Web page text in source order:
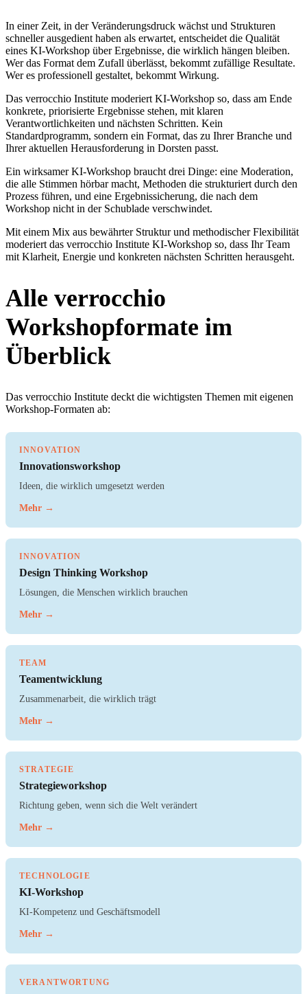
In einer Zeit, in der Veränderungsdruck wächst und Strukturen
schneller ausgedient haben als erwartet, entscheidet die Qualität
eines KI-Workshop über Ergebnisse, die wirklich hängen bleiben.
Wer das Format dem Zufall überlässt, bekommt zufällige Resultate.
Wer es professionell gestaltet, bekommt Wirkung.
Das verrocchio Institute moderiert KI-Workshop so, dass am Ende
konkrete, priorisierte Ergebnisse stehen, mit klaren
Verantwortlichkeiten und nächsten Schritten. Kein
Standardprogramm, sondern ein Format, das zu Ihrer Branche und
Ihrer aktuellen Herausforderung in Dorsten passt.
Ein wirksamer KI-Workshop braucht drei Dinge: eine Moderation,
die alle Stimmen hörbar macht, Methoden die strukturiert durch den
Prozess führen, und eine Ergebnissicherung, die nach dem
Workshop nicht in der Schublade verschwindet.
Mit einem Mix aus bewährter Struktur und methodischer Flexibilität
moderiert das verrocchio Institute KI-Workshop so, dass Ihr Team
mit Klarheit, Energie und konkreten nächsten Schritten herausgeht.
Alle verrocchio
Workshopformate im
Überblick
Das verrocchio Institute deckt die wichtigsten Themen mit eigenen
Workshop-Formaten ab:
INNOVATION
Innovationsworkshop
Ideen, die wirklich umgesetzt werden
Mehr →
INNOVATION
Design Thinking Workshop
Lösungen, die Menschen wirklich brauchen
Mehr →
TEAM
Teamentwicklung
Zusammenarbeit, die wirklich trägt
Mehr →
STRATEGIE
Strategieworkshop
Richtung geben, wenn sich die Welt verändert
Mehr →
TECHNOLOGIE
KI-Workshop
KI-Kompetenz und Geschäftsmodell
Mehr →
VERANTWORTUNG